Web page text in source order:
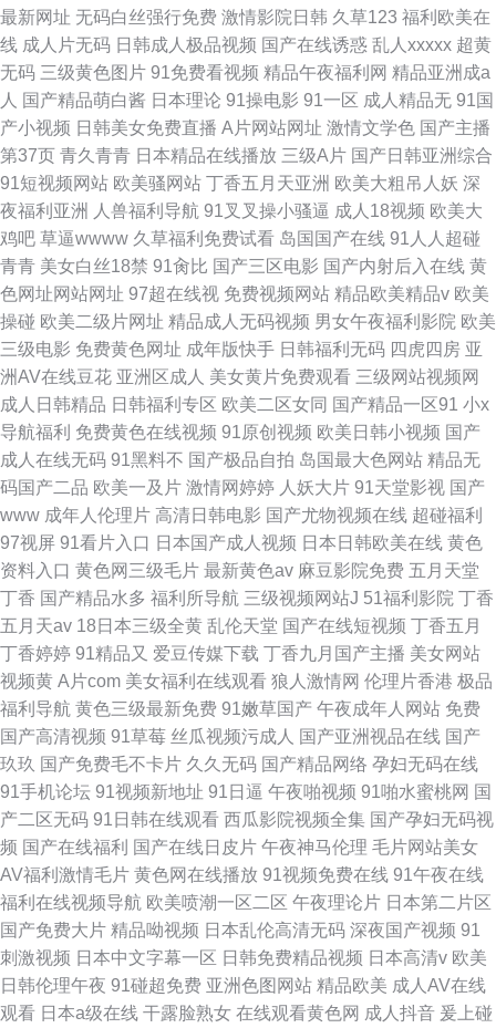
最新网址 无码白丝强行免费 激情影院日韩 久草123 福利欧美在
线 成人片无码 日韩成人极品视频 国产在线诱惑 乱人xxxxx 超黄
无码 三级黄色图片 91免费看视频 精品午夜福利网 精品亚洲成a
人 国产精品萌白酱 日本理论 91操电影 91一区 成人精品无 91国
产小视频 日韩美女免费直播 A片网站网址 激情文学色 国产主播
第37页 青久青青 日本精品在线播放 三级A片 国产日韩亚洲综合
91短视频网站 欧美骚网站 丁香五月天亚洲 欧美大粗吊人妖 深
夜福利亚洲
人兽福利导航 91叉叉操小骚逼 成人18视频 欧美大
鸡吧 草逼wwww 久草福利免费试看 岛国国产在线 91人人超碰
青青 美女白丝18禁 91肏比 国产三区电影 国产内射后入在线 黄
色网址网站网址 97超在线视 免费视频网站 精品欧美精品v 欧美
操碰 欧美二级片网址 精品成人无码视频 男女午夜福利影院 欧美
三级电影 免费黄色网址 成年版快手 日韩福利无码 四虎四房 亚
洲AV在线豆花 亚洲区成人 美女黄片免费观看 三级网站视频网
成人日韩精品 日韩福利专区 欧美二区女同 国产精品一区91 小x
导航福利 免费黄色在线视频 91原创视频 欧美日韩小视频 国产
成人在线无码 91黑料不 国产极品自拍 岛国最大色网站 精品无
码国产二品 欧美一及片 激情网婷婷 人妖大片 91天堂影视 国产
www 成年人伦理片 高清日韩电影 国产尤物视频在线 超碰福利
97视屏 91看片入口 日本国产成人视频 日本日韩欧美在线 黄色
资料入口 黄色网三级毛片 最新黄色av 麻豆影院免费 五月天堂
丁香 国产精品水多 福利所导航 三级视频网站J 51福利影院 丁香
五月天av 18日本三级全黄 乱伦天堂 国产在线短视频 丁香五月
丁香婷婷 91精品又 爱豆传媒下载 丁香九月国产主播 美女网站
视频黄 A片com 美女福利在线观看 狼人激情网 伦理片香港 极品
福利导航 黄色三级最新免费 91嫩草国产 午夜成年人网站 免费
国产高清视频 91草莓 丝瓜视频污成人 国产亚洲视品在线 国产
玖玖 国产免费毛不卡片 久久无码 国产精品网络 孕妇无码在线
91手机论坛 91视频新地址 91日逼 午夜啪视频 91啪水蜜桃网 国
产二区无码 91日韩在线观看 西瓜影院视频全集 国产孕妇无码视
频 国产在线福利 国产在线日皮片 午夜神马伦理 毛片网站美女
AV福利激情毛片 黄色网在线播放 91视频免费在线 91午夜在线
福利在线视频导航 欧美喷潮一区二区 午夜理论片 日本第二片区
国产免费大片 精品呦视频 日本乱伦高清无码 深夜国产视频 91
刺激视频 日本中文字幕一区 日韩免费精品视频 日本高清v 欧美
日韩伦理午夜 91碰超免费 亚洲色图网站 精品欧美 成人AV在线
观看 日本a级在线 干露脸熟女 在线观看黄色网 成人抖音 爰上碰